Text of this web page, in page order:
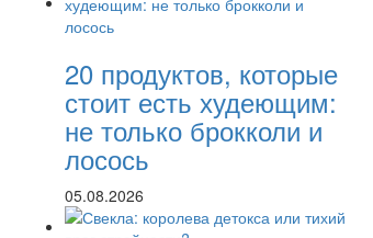
20 продуктов, которые
стоит есть худеющим:
не только брокколи и
лосось
05.08.2026